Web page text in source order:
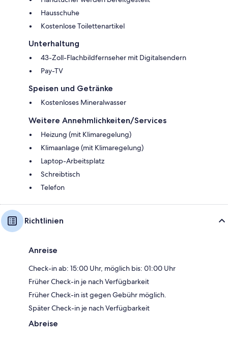
Hausschuhe
Kostenlose Toilettenartikel
Unterhaltung
43-Zoll-Flachbildfernseher mit Digitalsendern
Pay-TV
Speisen und Getränke
Kostenloses Mineralwasser
Weitere Annehmlichkeiten/Services
Heizung (mit Klimaregelung)
Klimaanlage (mit Klimaregelung)
Laptop-Arbeitsplatz
Schreibtisch
Telefon
Richtlinien
Anreise
Check-in ab: 15:00 Uhr, möglich bis: 01:00 Uhr
Früher Check-in je nach Verfügbarkeit
Früher Check-in ist gegen Gebühr möglich.
Später Check-in je nach Verfügbarkeit
Abreise